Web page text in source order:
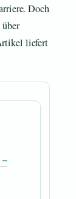
Doch
liefert